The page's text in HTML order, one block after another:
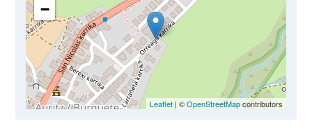
−
Leaflet| ©OpenStreetMapcontributors